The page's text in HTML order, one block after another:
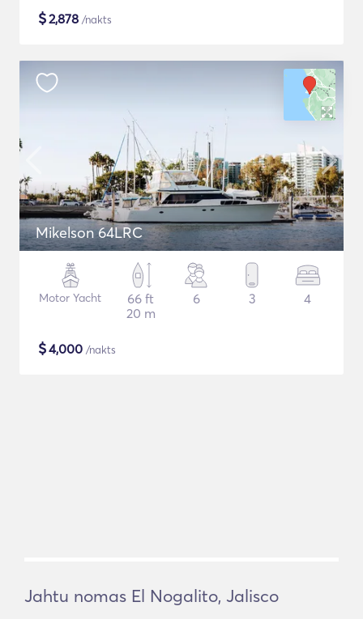
$2,878 /nakts
Mikelson 64LRC
Motor Yacht
66 ft
20 m
6 3 4
$4,000 /nakts
Jahtu nomas El Nogalito, Jalisco